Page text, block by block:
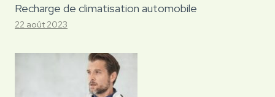
Recharge de climatisation automobile
22 août 2023